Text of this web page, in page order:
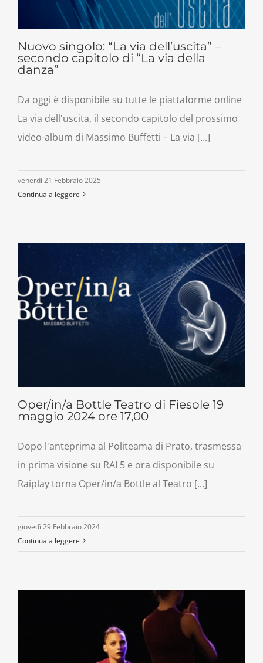
Nuovo singolo: “La via dell’uscita” –
secondo capitolo di “La via della
danza”
Da oggi è disponibile su tutte le piattaforme online
La via dell'uscita, il secondo capitolo del prossimo
video-album di Massimo Buffetti – La via [...]
venerdì 21 Febbraio 2025
Continua a leggere
Oper/in/a Bottle Teatro di Fiesole 19
maggio 2024 ore 17,00
Dopo l'anteprima al Politeama di Prato, trasmessa
in prima visione su RAI 5 e ora disponibile su
Raiplay torna Oper/in/a Bottle al Teatro [...]
giovedì 29 Febbraio 2024
Continua a leggere